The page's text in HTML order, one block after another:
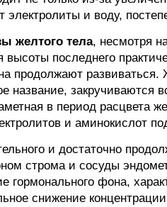
электролиты и воду,
желтого тела, несмотря
последнего
продолжают
название, закручиваются
в период расцвета
и аминокислот
и достаточно
строма и сосуды
гормонального фона,
снижение